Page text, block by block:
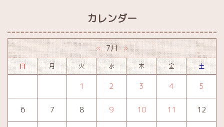
カレンダー
« 7月 »
日 月 火 水 木 金 土
1 2 3 4 5
6 7 8 9 10 11 12